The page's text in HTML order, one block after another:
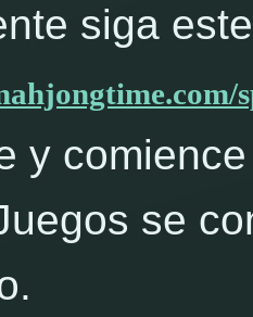
siga
y
se